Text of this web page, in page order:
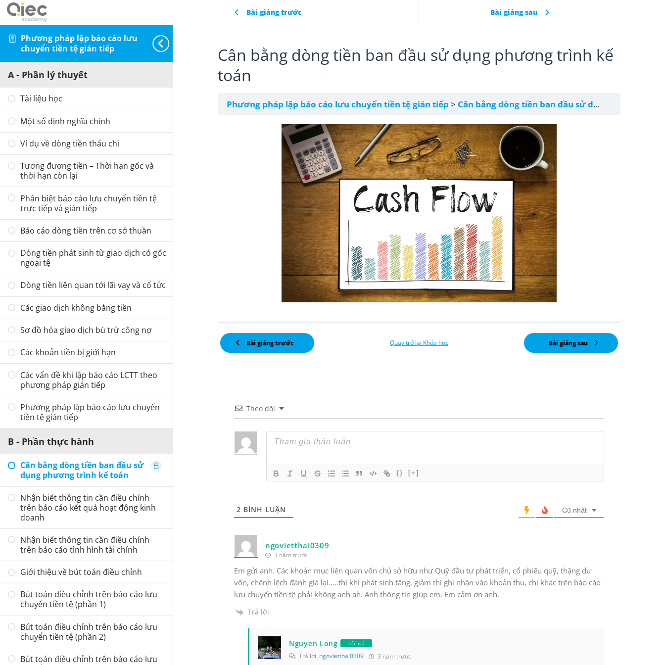
Phương pháp lập báo cáo lưu
chuyển tiền tệ gián tiếp
A - Phần lý thuyết
Tài liệu học
Một số định nghĩa chính
Ví dụ về dòng tiền thấu chi
Tương đương tiền – Thời hạn gốc và
thời hạn còn lại
Phân biệt báo cáo lưu chuyển tiền tệ
trực tiếp và gián tiếp
Báo cáo dòng tiền trên cơ sở thuần
Dòng tiền phát sinh từ giao dịch có gốc
ngoại tệ
Dòng tiền liên quan tới lãi vay và cổ tức
Các giao dịch không bằng tiền
Sơ đồ hóa giao dịch bù trừ công nợ
Các khoản tiền bị giới hạn
Các vấn đề khi lập báo cáo LCTT theo
phương pháp gián tiếp
Phương pháp lập báo cáo lưu chuyển
tiền tệ gián tiếp
B - Phần thực hành
Cân bằng dòng tiền ban đầu sử
dụng phương trình kế toán
Nhận biết thông tin cần điều chỉnh
trên báo cáo kết quả hoạt động kinh
doanh
Nhận biết thông tin cần điều chỉnh
trên báo cáo tình hình tài chính
Giới thiệu về bút toán điều chỉnh
Bút toán điều chỉnh trên báo cáo lưu
chuyển tiền tệ (phần 1)
Bút toán điều chỉnh trên báo cáo lưu
chuyển tiền tệ (phần 2)
Bút toán điều chỉnh trên báo cáo lưu
Bài giảng trước Bài giảng sau
Cân bằng dòng tiền ban đầu sử dụng phương trình kế
toán
Phương pháp lập báo cáo lưu chuyển tiền tệ gián tiếp Cân bằng dòng tiền ban đầu sử dụng phương trình kế toán
Bài giảng trước Quay trở lại Khóa học Bài giảng sau
Theo dõi
{} [+]
2 BÌNH LUẬN Cũ nhất
ngovietthai0309
3 năm trước
Em gửi anh. Các khoản mục liên quan vốn chủ sở hữu như Quỹ đầu tư phát triển, cổ phiếu quỹ, thặng dư
vốn, chênh lệch đánh giá lại…..thì khi phát sinh tăng, giảm thì ghi nhận vào khoản thu, chi khác trên báo cáo
lưu chuyển tiền tệ phải không anh ah. Anh thông tin giúp em. Em cảm ơn anh.
Trả lời
Nguyen Long Tác giả
Trả lời ngovietthai0309 3 năm trước